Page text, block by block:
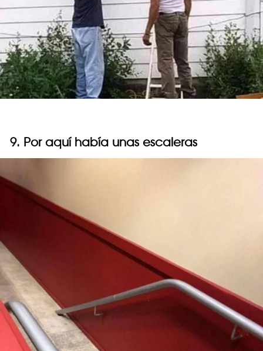
9. Por aquí había unas escaleras